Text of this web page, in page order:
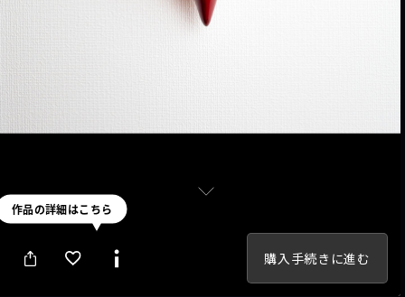
購入手続きに進む